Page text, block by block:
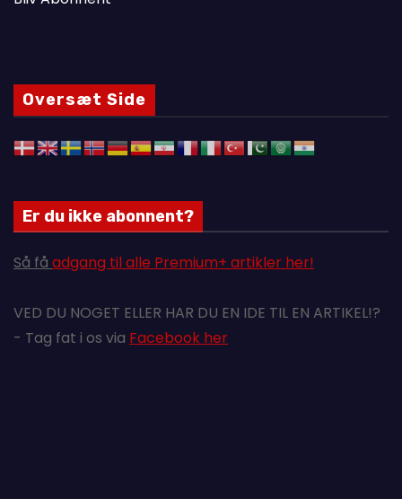
Oversæt Side
Er du ikke abonnent?
Så få adgang til alle Premium+ artikler her!
VED DU NOGET ELLER HAR DU EN IDE TIL EN ARTIKEL!?
- Tag fat i os via Facebook her